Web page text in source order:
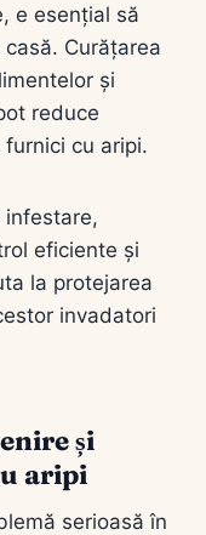
e esențial să
Curățarea
și
reduce
cu aripi.
infestare,
eficiente și
la protejarea
invadatori
și
aripi
serioasă în